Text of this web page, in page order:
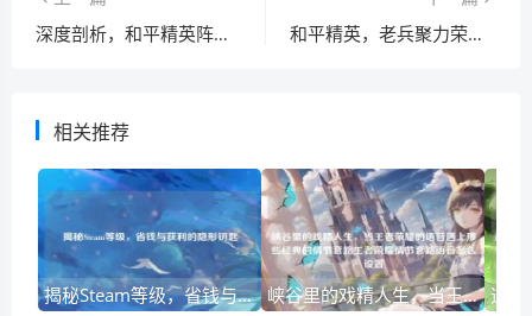
深度剖析，和平精英阵营对抗的竞技与策略规则
和平精英，老兵聚力荣耀回归，丰厚奖励大揭秘
相关推荐
揭秘Steam等级，省钱与获利的隐形钥匙 峡谷里的戏精人生，当王者荣耀的语音遇上那些经典的情节套路王者荣耀情节套路语音怎么设置